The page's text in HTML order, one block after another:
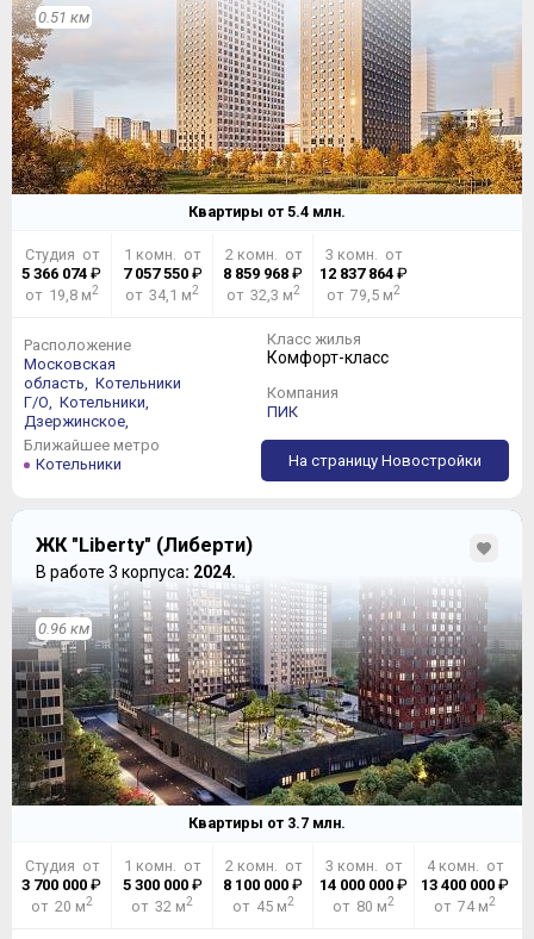
0.51 км
Квартиры от 5.4 млн.
Студия от
5 366 074 ₽
от 19,8 м2
1 комн. от
7 057 550₽
от 34,1 м2
2 комн. от
8 859 968 ₽
от 32,3 м2
3 комн. от
12 837 864 ₽
от 79,5 м2
Расположение
Московская
область,
Котельники
Г/О,
Котельники,
Дзержинское,
Ближайшее метро
Котельники
Класс жилья
Комфорт-класс
Компания
ПИК
На страницу Новостройки
ЖК "Liberty" (Либерти)
В работе 3 корпуса: 2024.
0.96 км
Квартиры от 3.7 млн.
Студия от
3 700 000 ₽
от 20 м2
1 комн. от
5 300 000₽
от 32 м2
2 комн. от
8 100 000 ₽
от 45 м2
3 комн. от
14 000 000 ₽
от 80 м2
4 комн. от
13 400 000₽
от 74 м2